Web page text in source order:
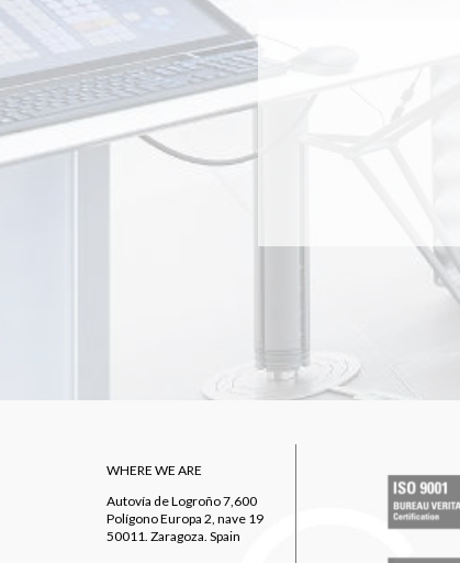
WHERE WE ARE
Autovía de Logroño 7,600
Polígono Europa 2, nave 19
50011. Zaragoza. Spain